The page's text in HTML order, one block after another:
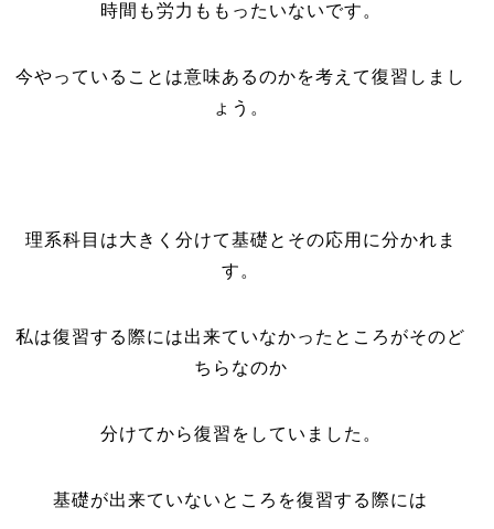
時間も労力ももったいないです。
今やっていることは意味あるのかを考えて復習しまし
ょう。
理系科目は大きく分けて基礎とその応用に分かれま
す。
私は復習する際には出来ていなかったところがそのど
ちらなのか
分けてから復習をしていました。
基礎が出来ていないところを復習する際には